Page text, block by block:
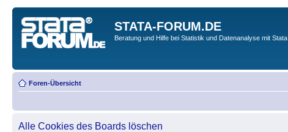
STATA-FORUM.DE
Beratung und Hilfe bei Statistik und Datenanalyse mit Stata
Foren-Übersicht
Alle Cookies des Boards löschen